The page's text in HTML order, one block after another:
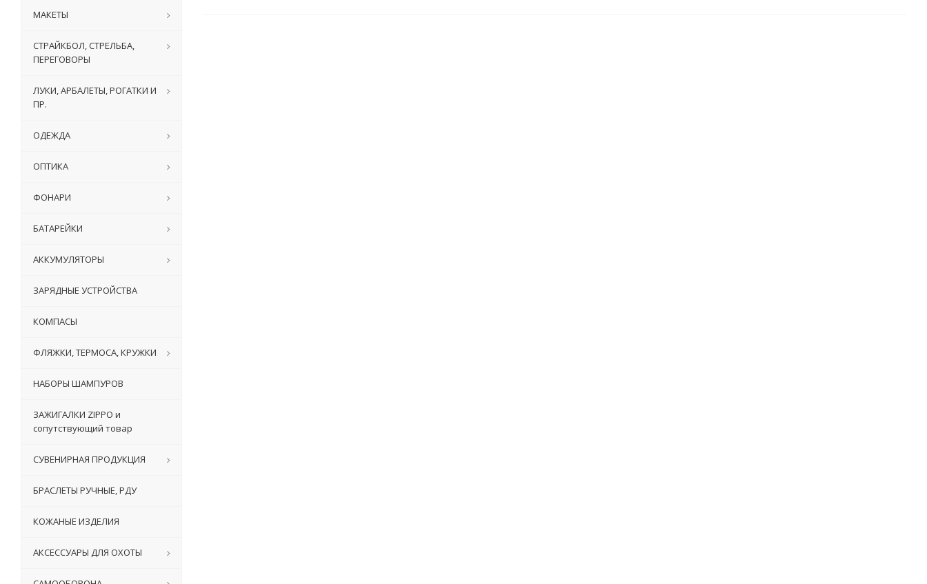
МАКЕТЫ
СТРАЙКБОЛ, СТРЕЛЬБА,
ПЕРЕГОВОРЫ
ЛУКИ, АРБАЛЕТЫ, РОГАТКИ И
ПР.
ОДЕЖДА
ОПТИКА
ФОНАРИ
БАТАРЕЙКИ
АККУМУЛЯТОРЫ
ЗАРЯДНЫЕ УСТРОЙСТВА
КОМПАСЫ
ФЛЯЖКИ, ТЕРМОСА, КРУЖКИ
НАБОРЫ ШАМПУРОВ
ЗАЖИГАЛКИ ZIPPO и
сопутствующий товар
СУВЕНИРНАЯ ПРОДУКЦИЯ
БРАСЛЕТЫ РУЧНЫЕ, РДУ
КОЖАНЫЕ ИЗДЕЛИЯ
АКСЕССУАРЫ ДЛЯ ОХОТЫ